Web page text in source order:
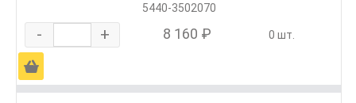
5440-3502070
- + 8 160 ₽ 0 шт.
Ä